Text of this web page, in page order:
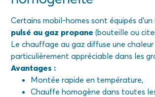
Certains mobil-homes sont équipés
pulsé au gaz propane (bouteille ou
Le chauffage au gaz diffuse une chaleur
particulièrement appréciable dans les
Avantages :
Montée rapide en température,
Chauffe homogène dans toutes